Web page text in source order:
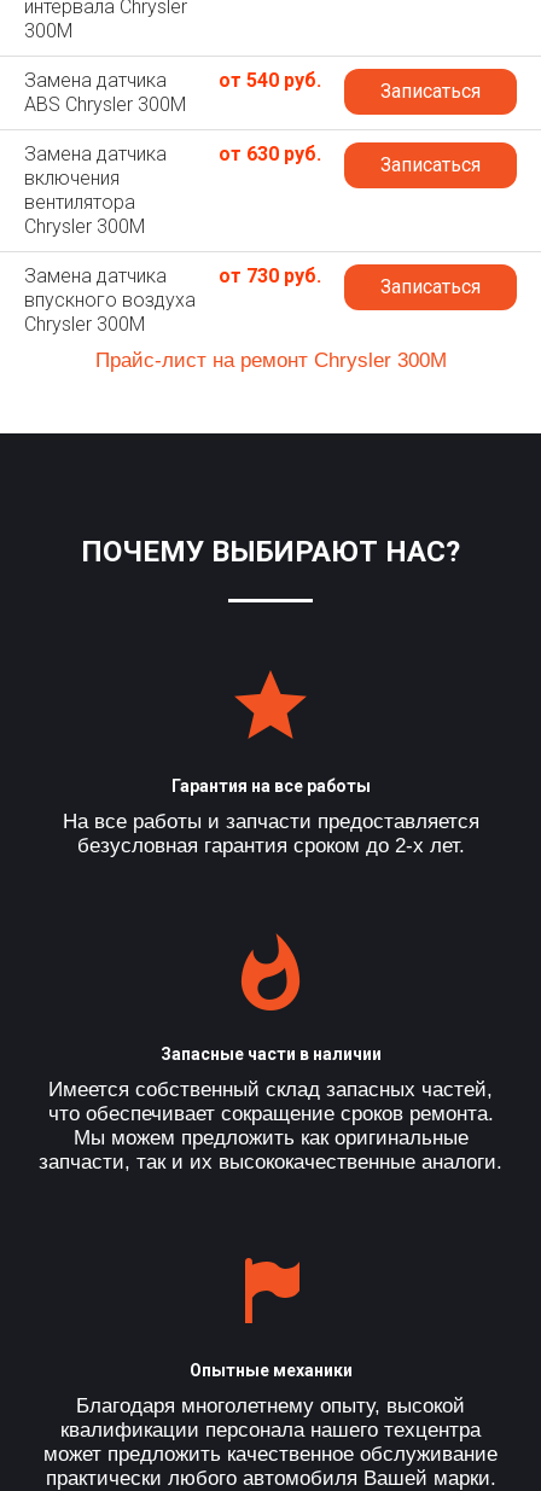
интервала Chrysler
300M
Замена датчика
ABS Chrysler 300M
от 540 руб. Записаться
Замена датчика
включения
вентилятора
Chrysler 300M
от 630 руб. Записаться
Замена датчика
впускного воздуха
Chrysler 300M
от 730 руб. Записаться
Прайс-лист на ремонт Chrysler 300M
ПОЧЕМУ ВЫБИРАЮТ НАС?
Гарантия на все работы
На все работы и запчасти предоставляется
безусловная гарантия сроком до 2-х лет.
Запасные части в наличии
Имеется собственный склад запасных частей,
что обеспечивает сокращение сроков ремонта.
Мы можем предложить как оригинальные
запчасти, так и их высококачественные аналоги.
Опытные механики
Благодаря многолетнему опыту, высокой
квалификации персонала нашего техцентра
может предложить качественное обслуживание
практически любого автомобиля Вашей марки.